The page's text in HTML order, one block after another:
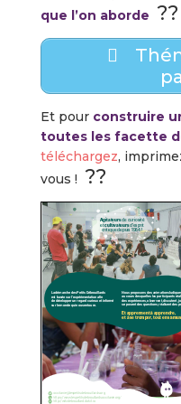
que l’on aborde ??
Et pour construire
toutes les facette
téléchargez,
vous ! ??